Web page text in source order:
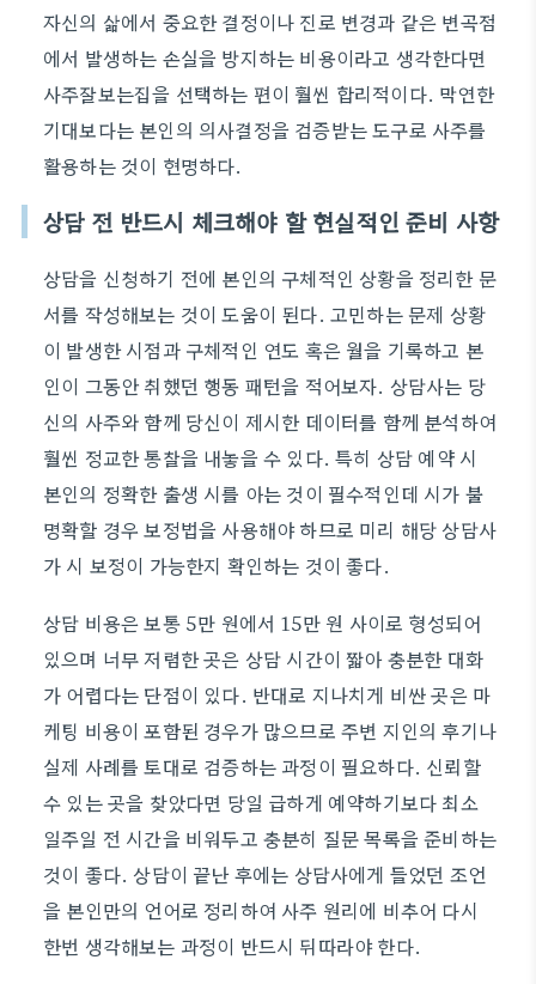
자신의 삶에서 중요한 결정이나 진로 변경과 같은 변곡점
에서 발생하는 손실을 방지하는 비용이라고 생각한다면
사주잘보는집을 선택하는 편이 훨씬 합리적이다. 막연한
기대보다는 본인의 의사결정을 검증받는 도구로 사주를
활용하는 것이 현명하다.
상담 전 반드시 체크해야 할 현실적인 준비 사항
상담을 신청하기 전에 본인의 구체적인 상황을 정리한 문
서를 작성해보는 것이 도움이 된다. 고민하는 문제 상황
이 발생한 시점과 구체적인 연도 혹은 월을 기록하고 본
인이 그동안 취했던 행동 패턴을 적어보자. 상담사는 당
신의 사주와 함께 당신이 제시한 데이터를 함께 분석하여
훨씬 정교한 통찰을 내놓을 수 있다. 특히 상담 예약 시
본인의 정확한 출생 시를 아는 것이 필수적인데 시가 불
명확할 경우 보정법을 사용해야 하므로 미리 해당 상담사
가 시 보정이 가능한지 확인하는 것이 좋다.
상담 비용은 보통 5만 원에서 15만 원 사이로 형성되어
있으며 너무 저렴한 곳은 상담 시간이 짧아 충분한 대화
가 어렵다는 단점이 있다. 반대로 지나치게 비싼 곳은 마
케팅 비용이 포함된 경우가 많으므로 주변 지인의 후기나
실제 사례를 토대로 검증하는 과정이 필요하다. 신뢰할
수 있는 곳을 찾았다면 당일 급하게 예약하기보다 최소
일주일 전 시간을 비워두고 충분히 질문 목록을 준비하는
것이 좋다. 상담이 끝난 후에는 상담사에게 들었던 조언
을 본인만의 언어로 정리하여 사주 원리에 비추어 다시
한번 생각해보는 과정이 반드시 뒤따라야 한다.